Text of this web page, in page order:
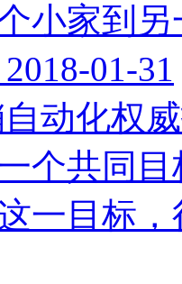
小家到
01-31
自动化权
个共同
一目标